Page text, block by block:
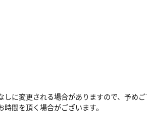
に変更される場合がありますので、予めご
間を頂く場合がございます。